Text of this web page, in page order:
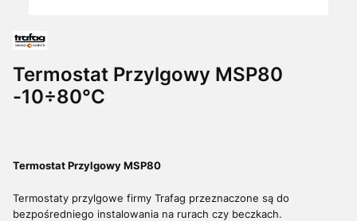
Termostat Przylgowy MSP80
-10÷80°C
Termostat Przylgowy MSP80
Termostaty przylgowe firmy Trafag przeznaczone są do
bezpośredniego instalowania na rurach czy beczkach.